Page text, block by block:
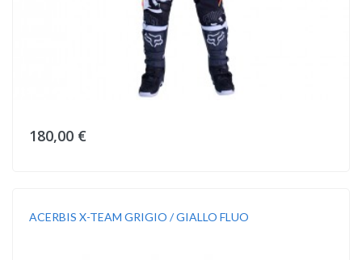
180,00 €
ACERBIS X-TEAM GRIGIO / GIALLO FLUO